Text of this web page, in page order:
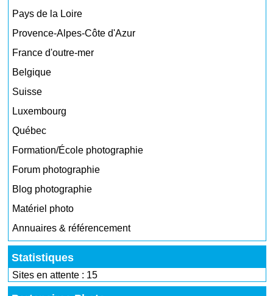
Pays de la Loire
Provence-Alpes-Côte d'Azur
France d'outre-mer
Belgique
Suisse
Luxembourg
Québec
Formation/École photographie
Forum photographie
Blog photographie
Matériel photo
Annuaires & référencement
Statistiques
Sites en attente : 15